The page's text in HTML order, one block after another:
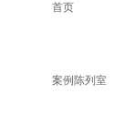
首页
案例陈列室